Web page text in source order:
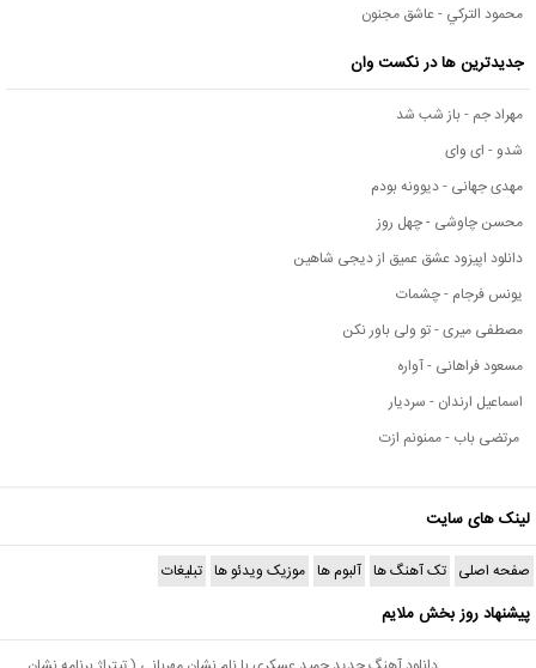
محمود التركي - عاشق مجنون
جدیدترین ها در نکست وان
مهراد جم - باز شب شد
شدو - ای وای
مهدی جهانی - دیوونه بودم
محسن چاوشی - چهل روز
دانلود اپیزود عشق عمیق از دیجی شاهین
یونس فرجام - چشمات
مصطفی میری - تو ولی باور نکن
مسعود فراهانی - آواره
اسماعیل ارندان - سردیار
مرتضی باب - ممنونم ازت
لینک های سایت
صفحه اصلی تک آهنگ ها آلبوم ها موزیک ویدئو ها تبلیغات
پیشنهاد روز بخش ملایم